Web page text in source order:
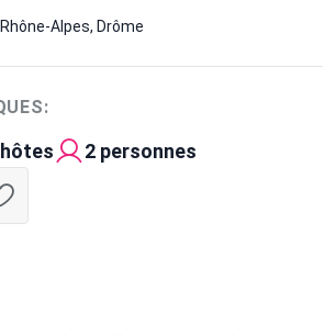
Alpes, Drôme
2 personnes